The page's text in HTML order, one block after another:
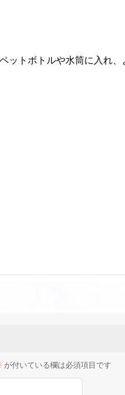
ットボトルや水筒に入れ、
が付いている欄は必須項目です